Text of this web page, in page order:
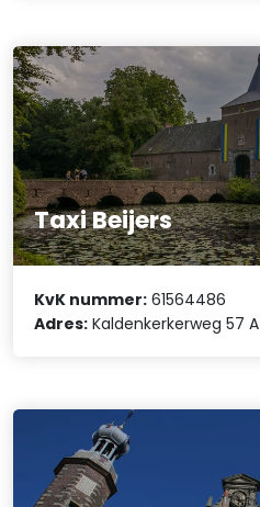
Taxi Beijers
KvK nummer: 61564486
Adres: Kaldenkerkerweg 57 A